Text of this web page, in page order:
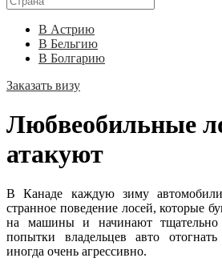
В Астрию
В Бельгию
В Болгарию
Заказать визу
Любвеобильные
атакуют
В Канаде каждую зиму
странное поведение лосей, которые
на машины и начинают
попытки владельцев авто
иногда очень агрессивно.